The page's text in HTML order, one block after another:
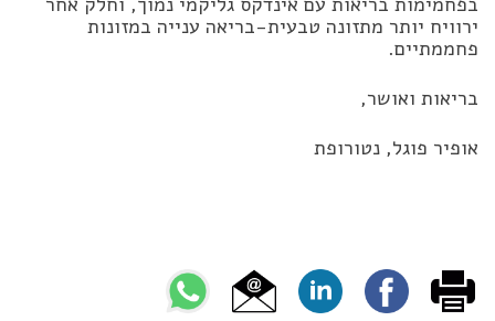
ירוויח יותר מתזונה טבעית-בריאה ענייה במזונות
פחממתיים.
בריאות ואושר,
אופיר פוגל, נטורופת